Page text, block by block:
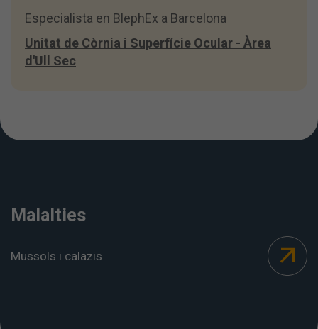
Especialista en BlephEx a Barcelona
Unitat de Còrnia i Superfície Ocular - Àrea
d'Ull Sec
Malalties
Mussols i calazis